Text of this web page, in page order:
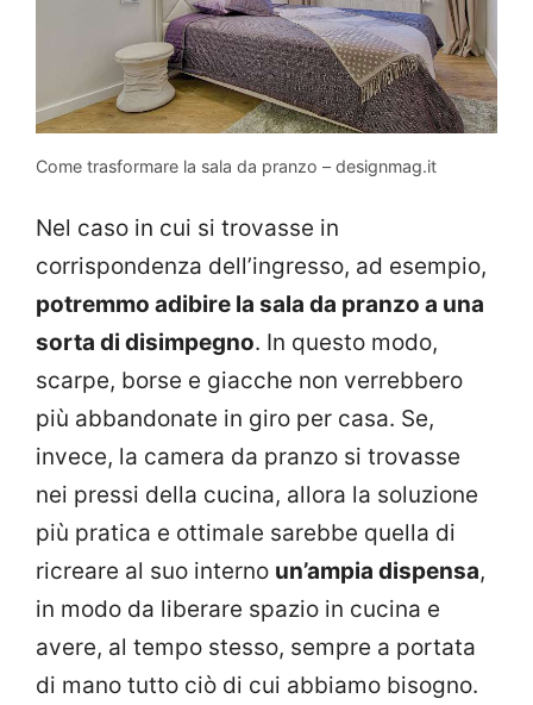
Come trasformare la sala da pranzo – designmag.it
Nel caso in cui si trovasse in
corrispondenza dell’ingresso, ad esempio,
potremmo adibire la sala da pranzo a una
sorta di disimpegno. In questo modo,
scarpe, borse e giacche non verrebbero
più abbandonate in giro per casa. Se,
invece, la camera da pranzo si trovasse
nei pressi della cucina, allora la soluzione
più pratica e ottimale sarebbe quella di
ricreare al suo interno un’ampia dispensa,
in modo da liberare spazio in cucina e
avere, al tempo stesso, sempre a portata
di mano tutto ciò di cui abbiamo bisogno.